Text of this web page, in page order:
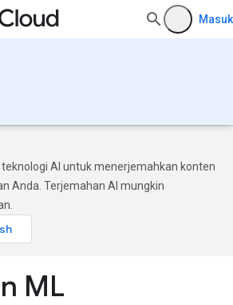
Masuk
AI untuk menerjemahkan konten
Anda. Terjemahan AI mungkin
ML